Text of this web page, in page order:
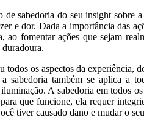
de sabedoria do seu insight sobre
e dor. Dada a importância das
ao fomentar ações que sejam
todos os aspectos da experiência,
sabedoria também se aplica a
A sabedoria em todos
que funcione, ela requer
tiver causado dano e mudar o